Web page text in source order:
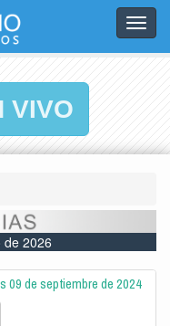
VIVO
de 2026
09 de septiembre de 2024